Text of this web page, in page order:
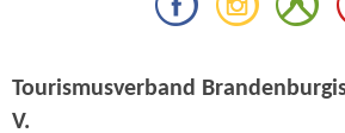
Tourismusverband
V.